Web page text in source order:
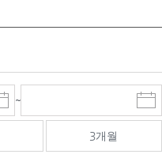
~
종
료
선
3개월